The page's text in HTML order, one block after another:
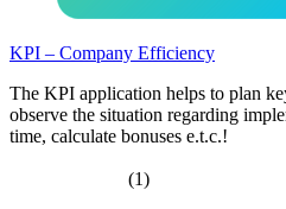
KPI – Company Efficiency
The KPI application helps to plan
observe the situation regarding
time, calculate bonuses e.t.c.!
(1)